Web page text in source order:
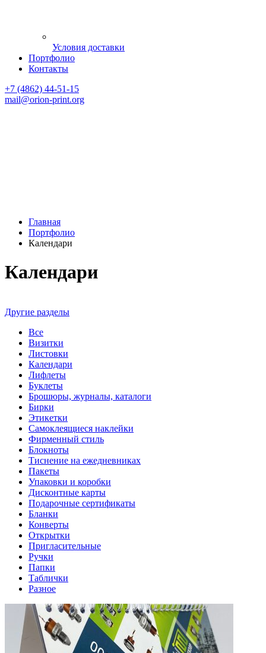
Условия доставки
Портфолио
Контакты
+7 (4862) 44-51-15
mail@orion-print.org
Главная
Портфолио
Календари
Календари
Другие разделы
Все
Визитки
Листовки
Календари
Лифлеты
Буклеты
Брошюры, журналы, каталоги
Бирки
Этикетки
Самоклеящиеся наклейки
Фирменный стиль
Блокноты
Тиснение на ежедневниках
Пакеты
Упаковки и коробки
Дисконтные карты
Подарочные сертификаты
Бланки
Конверты
Открытки
Пригласительные
Ручки
Папки
Таблички
Разное